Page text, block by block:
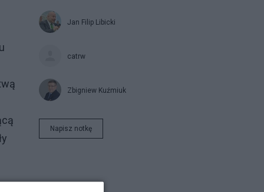
Jan Filip Libicki
catrw
Zbigniew Kuźmiuk
Napisz notkę